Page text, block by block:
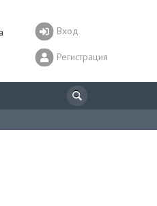
Вход
Регистрация